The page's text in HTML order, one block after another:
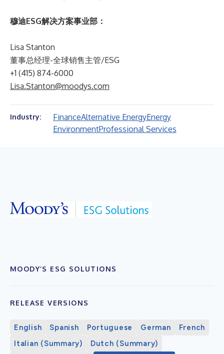
穆迪ESG解决方案事业部：
Lisa Stanton
董事总经理-全球销售主管/ESG
+1 (415) 874-6000
Lisa.Stanton@moodys.com
Industry: FinanceAlternative EnergyEnergy
EnvironmentProfessional Services
MOODY’S ESG SOLUTIONS
RELEASE VERSIONS
English Spanish Portuguese German
French
Italian (Summary)
Dutch (Summary)